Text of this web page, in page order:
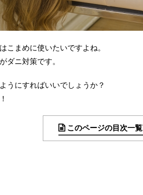
こまめに使いたいですよね。
ダニ対策です。
うにすればいいでしょうか？
このページの目次一覧